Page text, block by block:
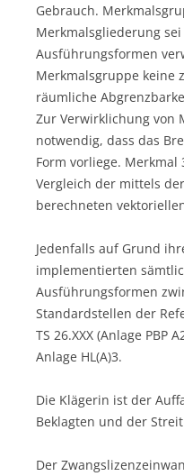
Gebrauch.
Merkmalsgliederung
Ausführungsformen
Merkmalsgruppe keine
räumliche
Zur Verwirklichung von
notwendig, dass das
Form vorliege.
Vergleich der mittels
berechneten
Jedenfalls auf Grund
implementierten
Ausführungsformen
Standardstellen der
TS 26.XXX (Anlage PBP
Anlage HL(A)3.
Die Klägerin ist der
Beklagten und der
Der